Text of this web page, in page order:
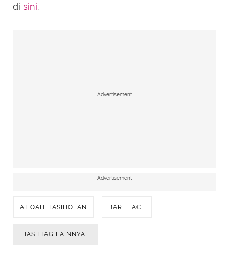
di sini.
Advertisement
Advertisement
ATIQAH HASIHOLAN BARE FACE
HASHTAG LAINNYA...